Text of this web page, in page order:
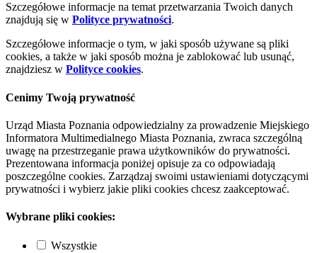
Szczegółowe informacje na temat przetwarzania Twoich danych
znajdują się w Polityce prywatności.
Szczegółowe informacje o tym, w jaki sposób używane są pliki
cookies, a także w jaki sposób można je zablokować lub usunąć,
znajdziesz w Polityce cookies.
Cenimy Twoją prywatność
Urząd Miasta Poznania odpowiedzialny za prowadzenie Miejskiego
Informatora Multimedialnego Miasta Poznania, zwraca szczególną
uwagę na przestrzeganie prawa użytkowników do prywatności.
Prezentowana informacja poniżej opisuje za co odpowiadają
poszczególne cookies. Zarządzaj swoimi ustawieniami dotyczącymi
prywatności i wybierz jakie pliki cookies chcesz zaakceptować.
Wybrane pliki cookies:
Wszystkie